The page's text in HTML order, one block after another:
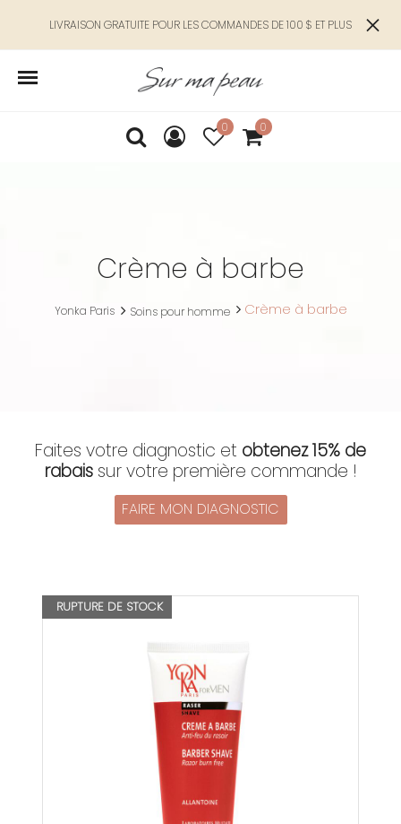
LIVRAISON GRATUITE POUR LES COMMANDES DE 100 $ ET PLUS
0 0
Crème à barbe
Yonka Paris Soins pour homme Crème à barbe
Faites votre diagnostic et obtenez 15% de
rabaissur votre première commande !
FAIRE MON DIAGNOSTIC
RUPTURE DE STOCK